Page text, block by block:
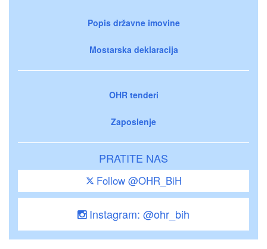
Popis državne imovine
Mostarska deklaracija
OHR tenderi
Zaposlenje
PRATITE NAS
Follow @OHR_BiH
Instagram: @ohr_bih